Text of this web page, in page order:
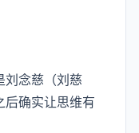
刘念慈（刘慈
后确实让思维有